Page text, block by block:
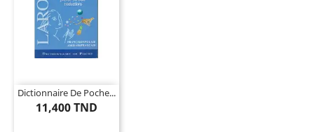
Dictionnaire De Poche...
11,400 TND